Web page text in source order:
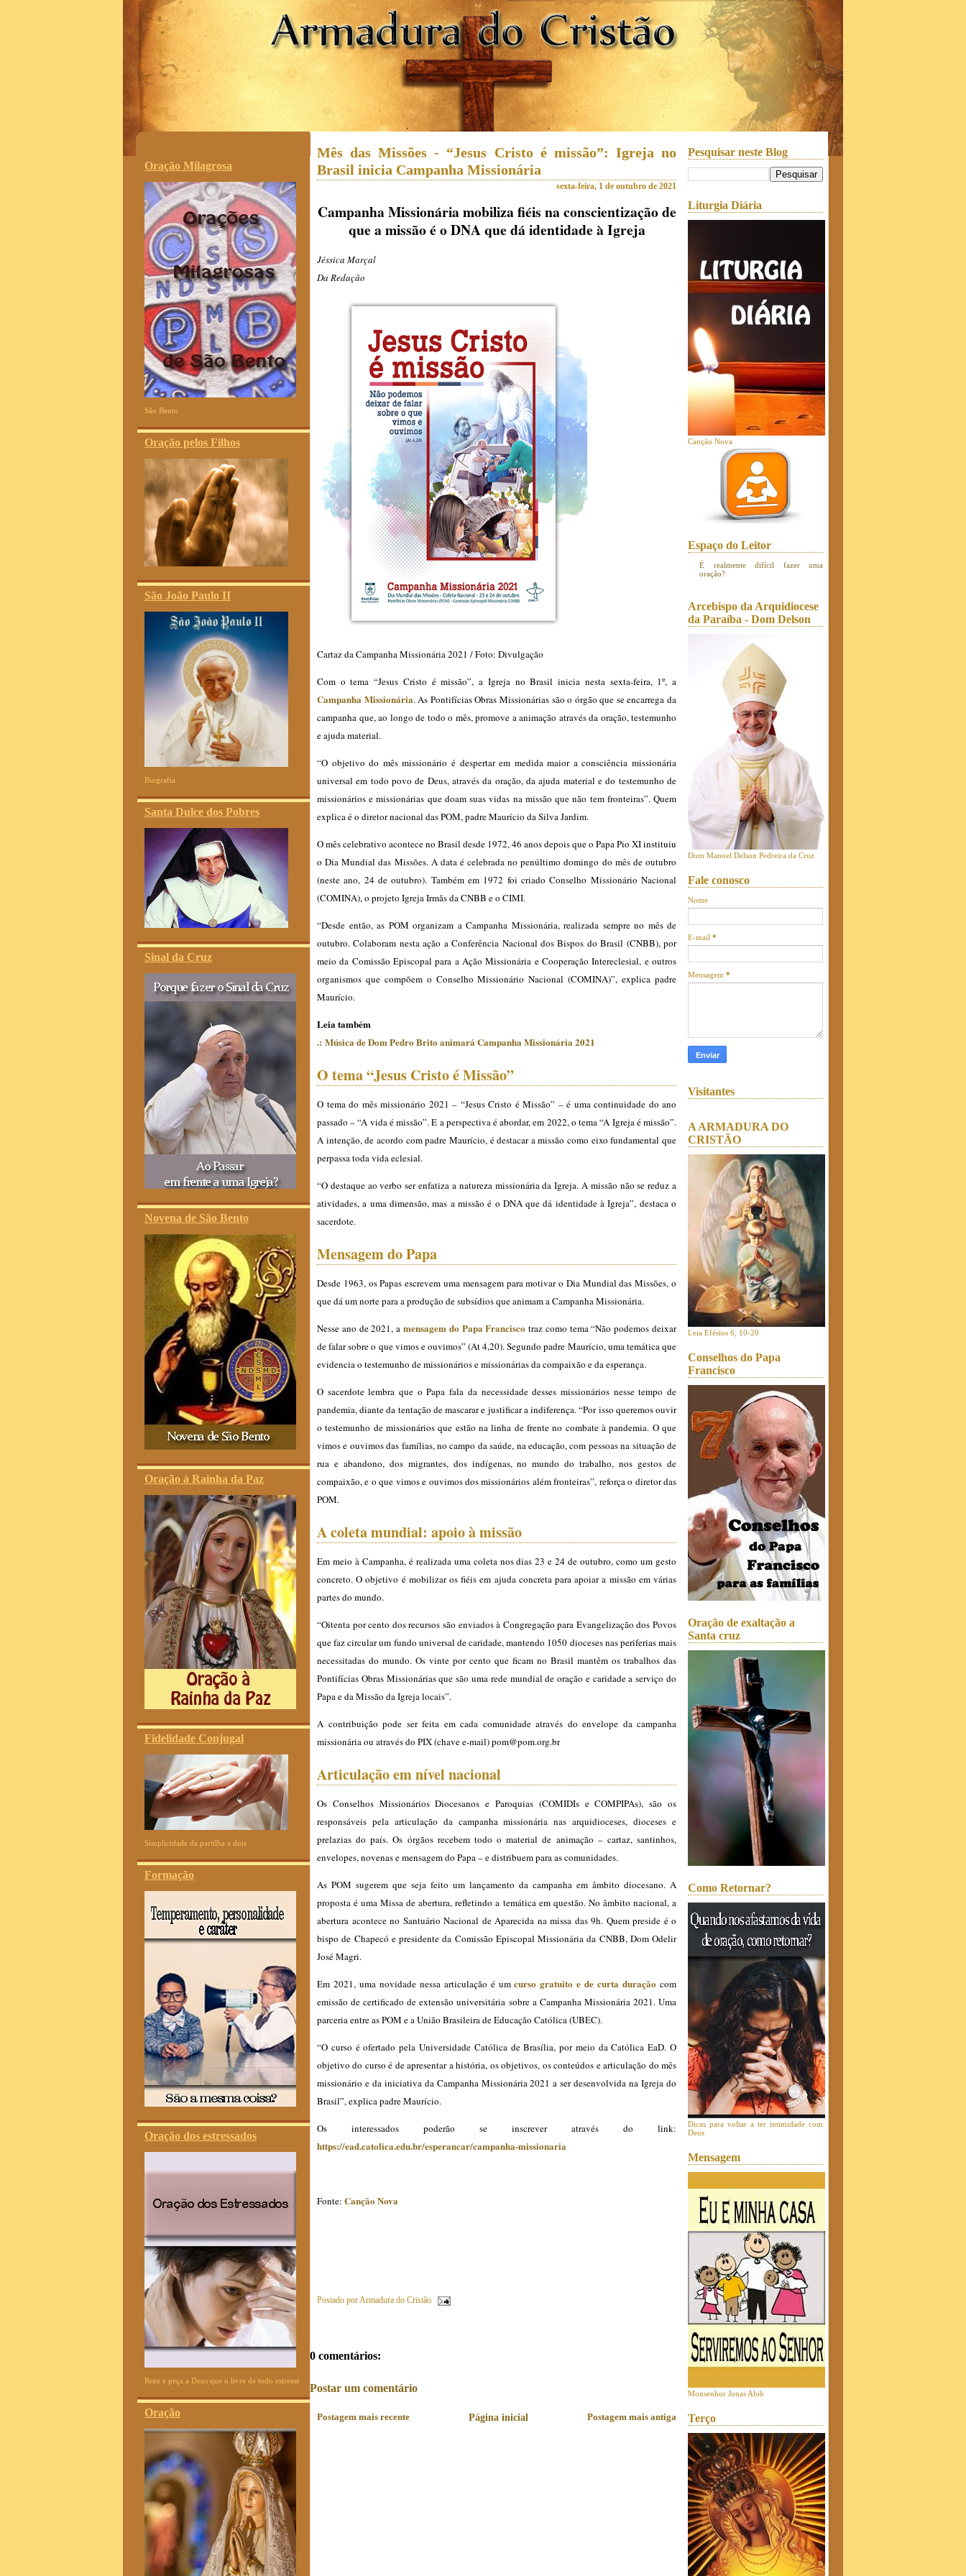
.
Oração Milagrosa
São Bento
Oração pelos Filhos
São João Paulo II
Biografia
Santa Dulce dos Pobres
Sinal da Cruz
Novena de São Bento
Oração à Rainha da Paz
Fidelidade Conjugal
Simplicidade da partilha a dois
Formação
Oração dos estressados
Reze e peça a Deus que o livre de todo estresse
Oração
Mês das Missões - “Jesus Cristo é missão”: Igreja no
Brasil inicia Campanha Missionária
sexta-feira, 1 de outubro de 2021
Campanha Missionária mobiliza fiéis na conscientização de
que a missão é o DNA que dá identidade à Igreja
Jéssica Marçal
Da Redação
Cartaz da Campanha Missionária 2021 / Foto: Divulgação
Com o tema “Jesus Cristo é missão”, a Igreja no Brasil inicia nesta sexta-feira, 1º, a
Campanha Missionária. As Pontifícias Obras Missionárias são o órgão que se encarrega da
campanha que, ao longo de todo o mês, promove a animação através da oração, testemunho
e ajuda material.
“O objetivo do mês missionário é despertar em medida maior a consciência missionária
universal em todo povo de Deus, através da oração, da ajuda material e do testemunho de
missionários e missionárias que doam suas vidas na missão que não tem fronteiras”. Quem
explica é o diretor nacional das POM, padre Maurício da Silva Jardim.
O mês celebrativo acontece no Brasil desde 1972, 46 anos depois que o Papa Pio XI instituiu
o Dia Mundial das Missões. A data é celebrada no penúltimo domingo do mês de outubro
(neste ano, 24 de outubro). Também em 1972 foi criado Conselho Missionário Nacional
(COMINA), o projeto Igreja Irmãs da CNBB e o CIMI.
“Desde então, as POM organizam a Campanha Missionária, realizada sempre no mês de
outubro. Colaboram nesta ação a Conferência Nacional dos Bispos do Brasil (CNBB), por
meio da Comissão Episcopal para a Ação Missionária e Cooperação Intereclesial, e outros
organismos que compõem o Conselho Missionário Nacional (COMINA)”, explica padre
Maurício.
Leia também
.: Música de Dom Pedro Brito animará Campanha Missionária 2021
O tema “Jesus Cristo é Missão”
O tema do mês missionário 2021 – “Jesus Cristo é Missão” – é uma continuidade do ano
passado – “A vida é missão”. E a perspectiva é abordar, em 2022, o tema “A Igreja é missão”.
A intenção, de acordo com padre Maurício, é destacar a missão como eixo fundamental que
perpassa toda vida eclesial.
“O destaque ao verbo ser enfatiza a natureza missionária da Igreja. A missão não se reduz a
atividades, a uma dimensão, mas a missão é o DNA que dá identidade à Igreja”, destaca o
sacerdote.
Mensagem do Papa
Desde 1963, os Papas escrevem uma mensagem para motivar o Dia Mundial das Missões, o
que dá um norte para a produção de subsídios que animam a Campanha Missionária.
Nesse ano de 2021, a mensagem do Papa Francisco traz como tema “Não podemos deixar
de falar sobre o que vimos e ouvimos” (At 4,20). Segundo padre Maurício, uma temática que
evidencia o testemunho de missionários e missionárias da compaixão e da esperança.
O sacerdote lembra que o Papa fala da necessidade desses missionários nesse tempo de
pandemia, diante da tentação de mascarar e justificar a indiferença. “Por isso queremos ouvir
o testemunho de missionários que estão na linha de frente no combate à pandemia. O que
vimos e ouvimos das famílias, no campo da saúde, na educação, com pessoas na situação de
rua e abandono, dos migrantes, dos indígenas, no mundo do trabalho, nos gestos de
compaixão, e o que vimos e ouvimos dos missionários além fronteiras”, reforça o diretor das
POM.
A coleta mundial: apoio à missão
Em meio à Campanha, é realizada uma coleta nos dias 23 e 24 de outubro, como um gesto
concreto. O objetivo é mobilizar os fiéis em ajuda concreta para apoiar a missão em várias
partes do mundo.
“Oitenta por cento dos recursos são enviados à Congregação para Evangelização dos Povos
que faz circular um fundo universal de caridade, mantendo 1050 dioceses nas periferias mais
necessitadas do mundo. Os vinte por cento que ficam no Brasil mantêm os trabalhos das
Pontifícias Obras Missionárias que são uma rede mundial de oração e caridade a serviço do
Papa e da Missão da Igreja locais”.
A contribuição pode ser feita em cada comunidade através do envelope da campanha
missionária ou através do PIX (chave e-mail) pom@pom.org.br
Articulação em nível nacional
Os Conselhos Missionários Diocesanos e Paroquias (COMIDIs e COMPIPAs), são os
responsáveis pela articulação da campanha missionária nas arquidioceses, dioceses e
prelazias do país. Os órgãos recebem todo o material de animação – cartaz, santinhos,
envelopes, novenas e mensagem do Papa – e distribuem para as comunidades.
As POM sugerem que seja feito um lançamento da campanha em âmbito diocesano. A
proposta é uma Missa de abertura, refletindo a temática em questão. No âmbito nacional, a
abertura acontece no Santuário Nacional de Aparecida na missa das 9h. Quem preside é o
bispo de Chapecó e presidente da Comissão Episcopal Missionária da CNBB, Dom Odelir
José Magri.
Em 2021, uma novidade nessa articulação é umcurso gratuito e de curta duração com
emissão de certificado de extensão universitária sobre a Campanha Missionária 2021. Uma
parceria entre as POM e a União Brasileira de Educação Católica (UBEC).
“O curso é ofertado pela Universidade Católica de Brasília, por meio da Católica EaD. O
objetivo do curso é de apresentar a história, os objetivos, os conteúdos e articulação do mês
missionário e da iniciativa da Campanha Missionária 2021 a ser desenvolvida na Igreja do
Brasil”, explica padre Maurício.
Os interessados poderão se inscrever através do link:
https://ead.catolica.edu.br/esperancar/campanha-missionaria
Fonte: Canção Nova
Postado porArmadura do Cristão
0 comentários:
Postar um comentário
Postagem mais recente Postagem mais antiga
Página inicial
Pesquisar neste Blog
Liturgia Diária
Canção Nova
Espaço do Leitor
É realmente difícil fazer uma
oração?
Arcebispo da Arquidiocese
da Paraíba - Dom Delson
Dom Manoel Delson Pedreira da Cruz
Fale conosco
Nome
E-mail *
Mensagem *
Visitantes
A ARMADURA DO
CRISTÃO
Leia Efésios 6, 10-20
Conselhos do Papa
Francisco
Oração de exaltação a
Santa cruz
Como Retornar?
Dicas para voltar a ter intimidade com
Deus
Mensagem
Monsenhor Jonas Abib
Terço